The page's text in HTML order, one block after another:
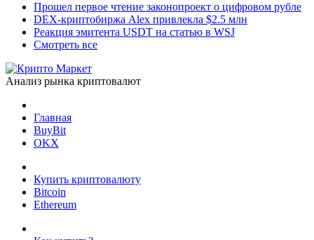
Прошел первое чтение законопроект о цифровом рубле
DEX-криптобиржа Alex привлекла $2.5 млн
Реакция эмитента USDT на статью в WSJ
Смотреть все
Анализ рынка криптовалют
Главная
BuyBit
OKX
Купить криптовалюту
Bitcoin
Ethereum